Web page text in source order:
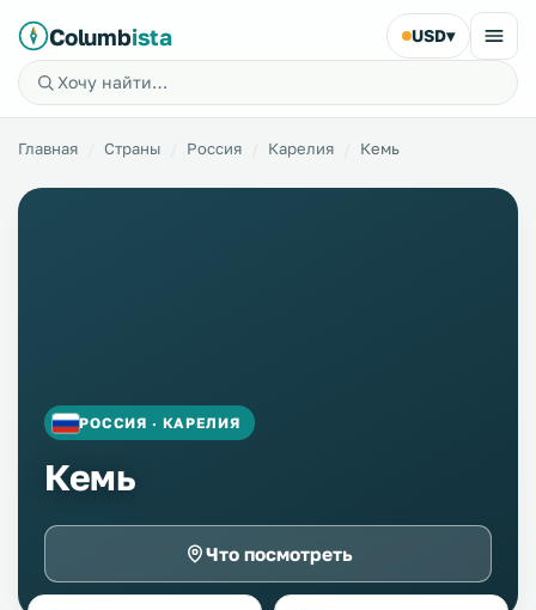
Columbista USD▾
Главная Страны Россия Карелия Кемь
РОССИЯ · КАРЕЛИЯ
Кемь
Что посмотреть